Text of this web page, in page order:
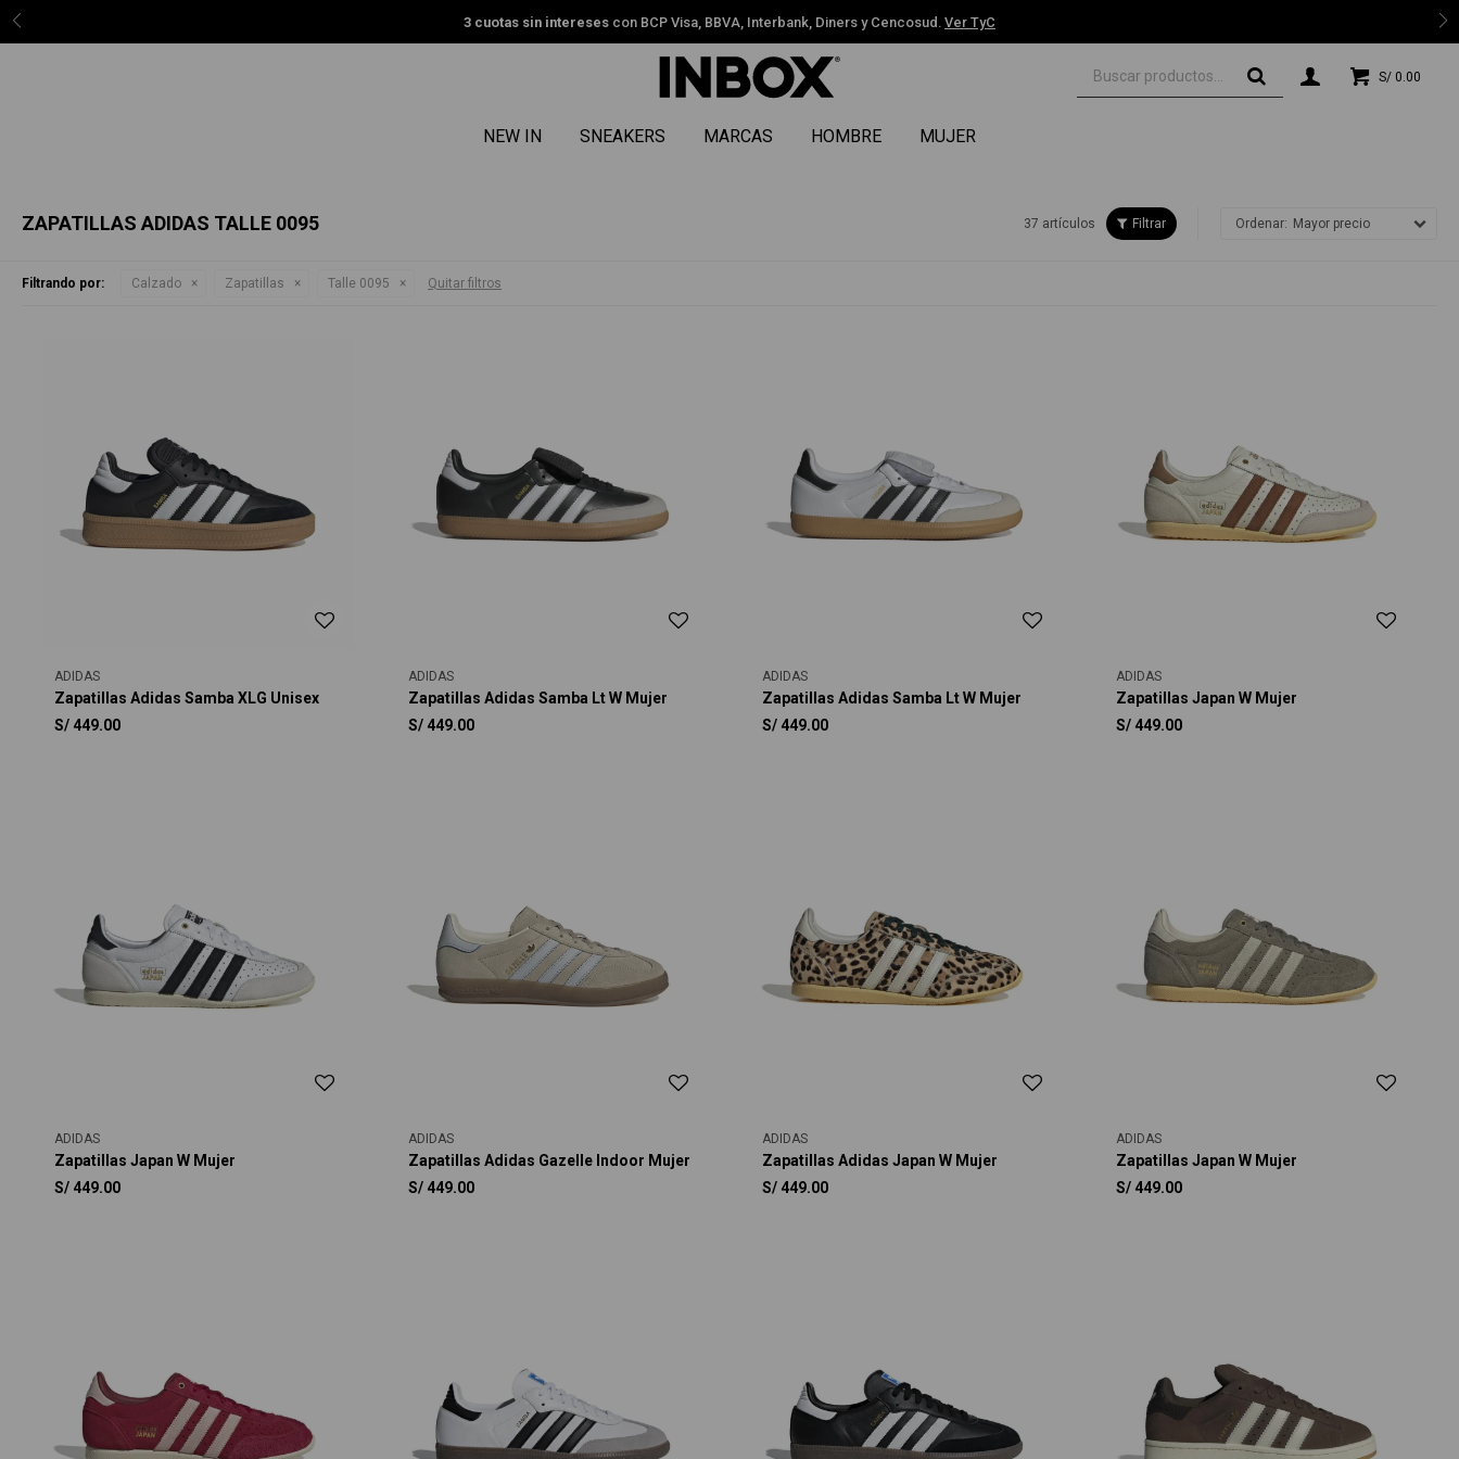
3 cuotas sin intereses con BCP Visa, BBVA, Interbank, Diners y Cencosud. Ver TyC
NEW IN SNEAKERS MARCAS HOMBRE MUJER
S/ 0.00
ZAPATILLAS ADIDAS TALLE 0095 37 artículos Mayor precio
Filtrando por: Calzado Zapatillas Talle 0095 Quitar filtros
ADIDAS
Zapatillas Adidas Samba XLG Unisex
S/ 449.00
ADIDAS
Zapatillas Adidas Samba Lt W Mujer
S/ 449.00
ADIDAS
Zapatillas Adidas Samba Lt W Mujer
S/ 449.00
ADIDAS
Zapatillas Japan W Mujer
S/ 449.00
ADIDAS
Zapatillas Japan W Mujer
S/ 449.00
ADIDAS
Zapatillas Adidas Gazelle Indoor Mujer
S/ 449.00
ADIDAS
Zapatillas Adidas Japan W Mujer
S/ 449.00
ADIDAS
Zapatillas Japan W Mujer
S/ 449.00